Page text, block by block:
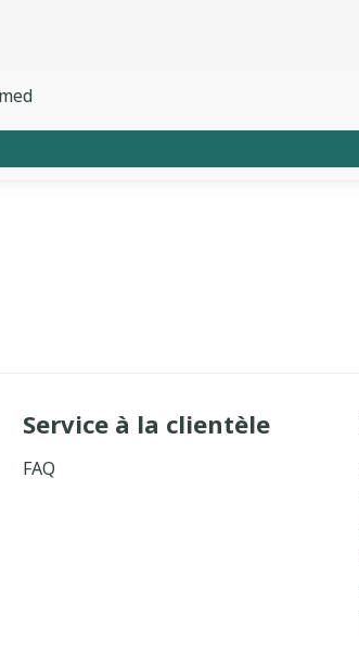
Service à la clientèle
FAQ